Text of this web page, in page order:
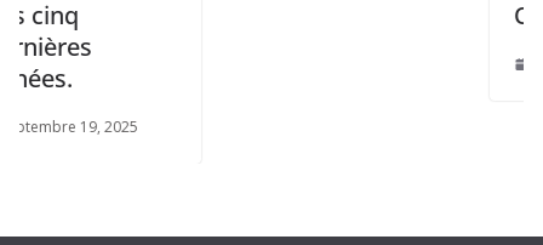
19, 2025
octobre